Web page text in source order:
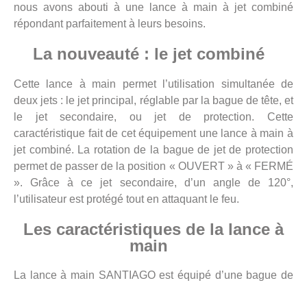
nous avons abouti à une lance à main à jet combiné
répondant parfaitement à leurs besoins.
La nouveauté : le jet combiné
Cette lance à main permet l’utilisation simultanée de
deux jets : le jet principal, réglable par la bague de tête, et
le jet secondaire, ou jet de protection. Cette
caractéristique fait de cet équipement une lance à main à
jet combiné. La rotation de la bague de jet de protection
permet de passer de la position « OUVERT » à « FERMÉ
». Grâce à ce jet secondaire, d’un angle de 120°,
l’utilisateur est protégé tout en attaquant le feu.
Les caractéristiques de la lance à
main
La lance à main SANTIAGO est équipé d’une bague de